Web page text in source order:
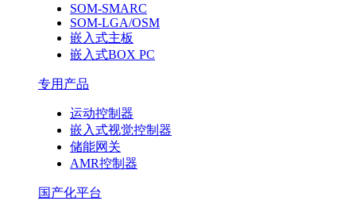
SOM-SMARC
SOM-LGA/OSM
嵌入式主板
嵌入式BOX PC
专用产品
运动控制器
嵌入式视觉控制器
储能网关
AMR控制器
国产化平台